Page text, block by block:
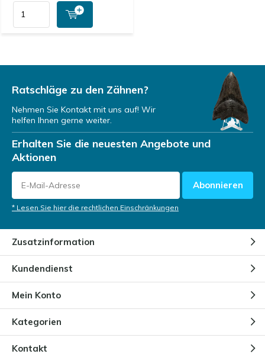
Ratschläge zu den Zähnen?
Nehmen Sie Kontakt mit uns auf! Wir
helfen Ihnen gerne weiter.
Erhalten Sie die neuesten Angebote und
Aktionen
Abonnieren
* Lesen Sie hier die rechtlichen Einschränkungen
Zusatzinformation
Kundendienst
Mein Konto
Kategorien
Kontakt